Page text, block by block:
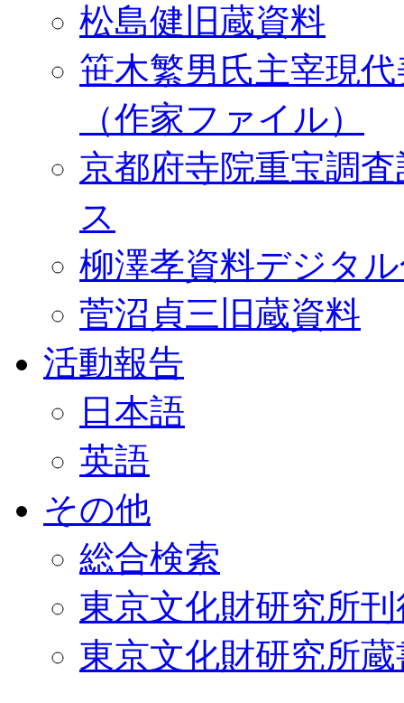
松島健旧蔵資料
笹木繁男氏主宰現
（作家ファイル）
京都府寺院重宝調
ス
柳澤孝資料デジタ
菅沼貞三旧蔵資料
活動報告
日本語
英語
その他
総合検索
東京文化財研究所
東京文化財研究所